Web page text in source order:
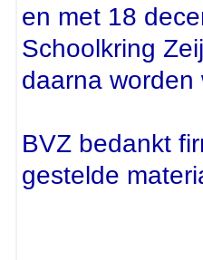
en met 18
Schoolkring
daarna
BVZ bedankt
gestelde